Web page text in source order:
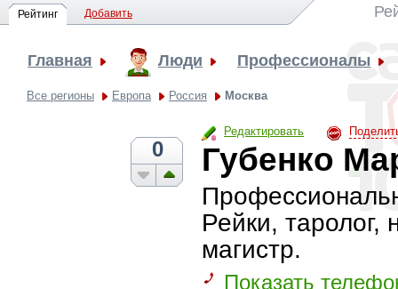
Рейтинг Добавить
Главная Люди Профессионалы
Все регионы Европа Россия Москва
Редактировать
0 Губенко
Рейки, таролог,
магистр.
Показать